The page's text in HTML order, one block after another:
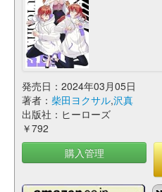
発売日：2024年03月05日
著者： 柴田ヨクサル,沢真
出版社：ヒーローズ
￥792
購入管理